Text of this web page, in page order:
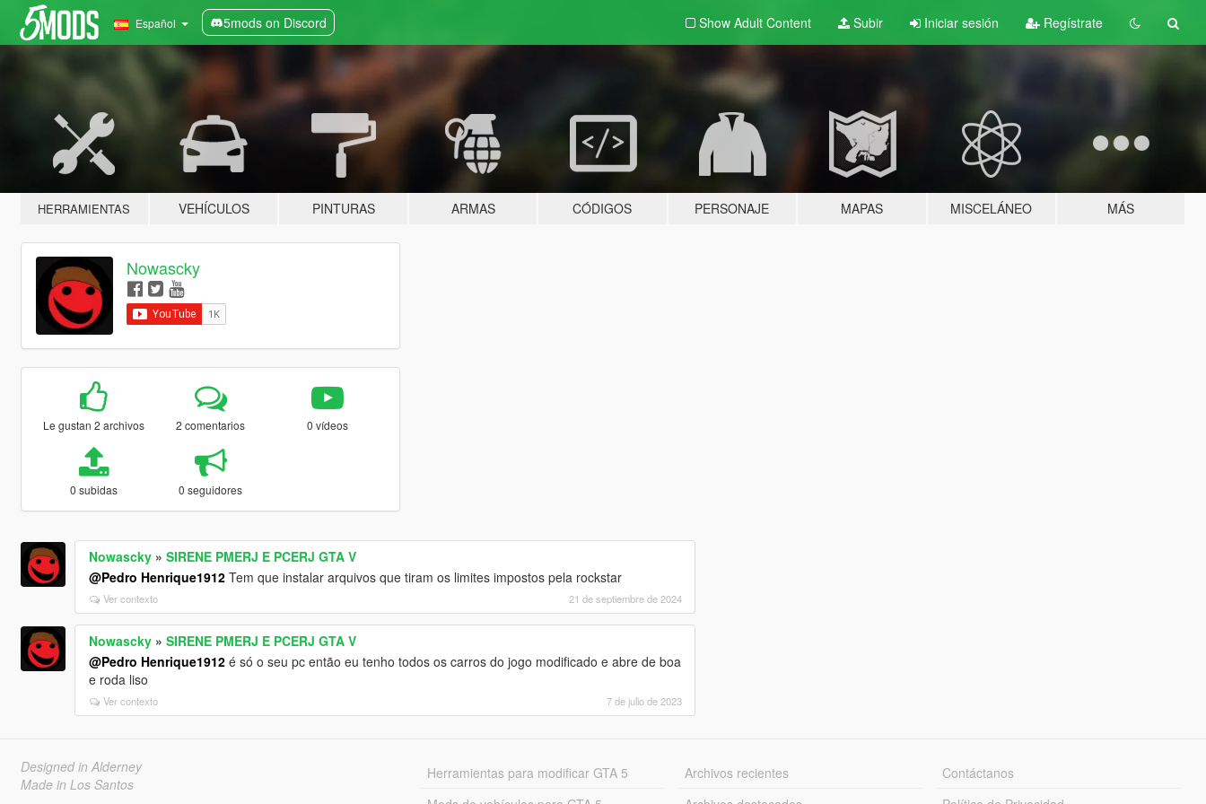
Español 5mods on Discord Show Adult Content Subir Iniciar sesión Regístrate
HERRAMIENTAS VEHÍCULOS PINTURAS ARMAS CÓDIGOS PERSONAJE MAPAS MISCELÁNEO MÁS
Nowascky
Le gustan 2 archivos 2 comentarios 0 vídeos
0 subidas 0 seguidores
Nowascky» SIRENE PMERJ E PCERJ GTA V
@Pedro Henrique1912Tem que instalar arquivos que tiram os limites impostos pela rockstar
Ver contexto 21 de septiembre de 2024
Nowascky» SIRENE PMERJ E PCERJ GTA V
@Pedro Henrique1912é só o seu pc então eu tenho todos os carros do jogo modificado e abre de boa
e roda liso
Ver contexto 7 de julio de 2023
Designed in Alderney
Made in Los Santos
Herramientas para modificar GTA 5
Archivos recientes
Contáctanos